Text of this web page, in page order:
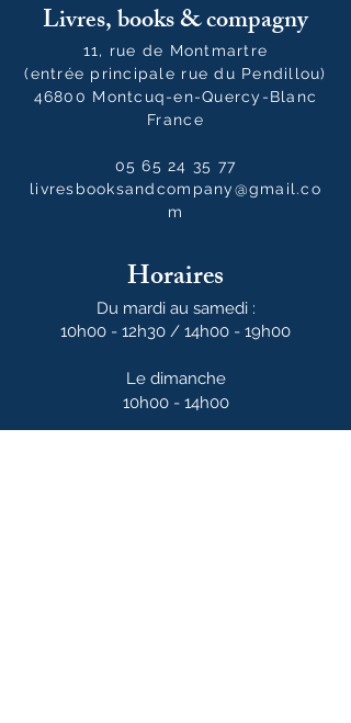
Livres, books & compagny
11, rue de Montmartre
(entrée principale rue du Pendillou)
46800 Montcuq-en-Quercy-Blanc
France
05 65 24 35 77
livresbooksandcompany@gmail.co
m
Horaires
Du mardi au samedi :
10h00 - 12h30 / 14h00 - 19h00
Le dimanche
10h00 - 14h00